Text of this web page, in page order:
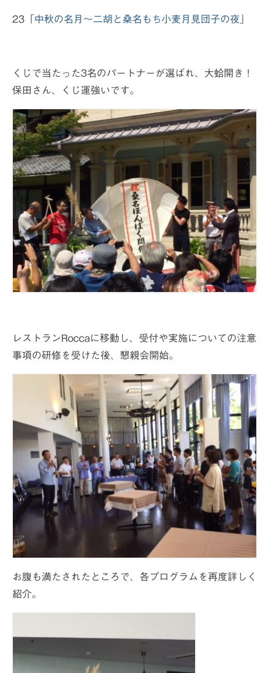
23「 中秋の名月〜二胡と桑名もち小麦月見団子の夜
くじで当たった3名のパートナーが選ばれ、大蛤開き！
保田さん、くじ運強いです。
レストランRoccaに移動し、受付や実施についての注意
事項の研修を受けた後、懇親会開始。
お腹も満たされたところで、各プログラムを再度詳しく
紹介。